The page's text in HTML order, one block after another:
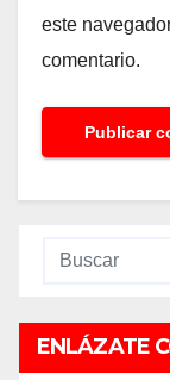
este
comentario.
ENLÁZATE